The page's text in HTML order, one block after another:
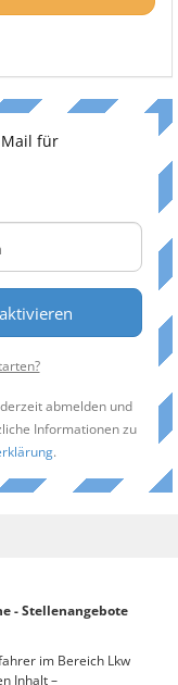
Mail für
aktivieren
abmelden und
Informationen zu
.
- Stellenangebote
im Bereich Lkw
Inhalt –